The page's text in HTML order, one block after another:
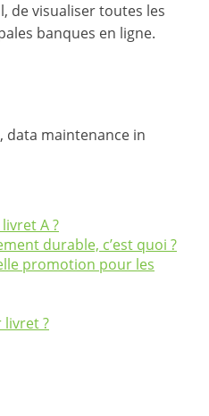
de visualiser toutes les
banques en ligne.
data maintenance in
A ?
durable, c’est quoi ?
promotion pour les
livret ?